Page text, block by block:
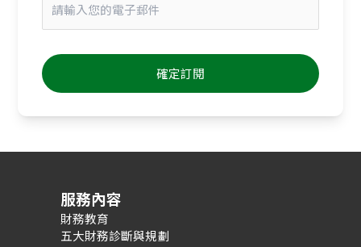
服務內容
財務教育
五大財務診斷與規劃